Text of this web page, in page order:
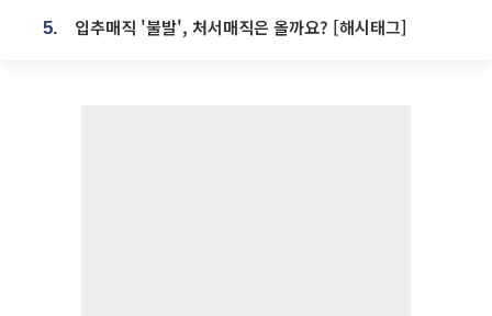
5. 입추매직 '불발', 처서매직은 올까요? [해시태그]